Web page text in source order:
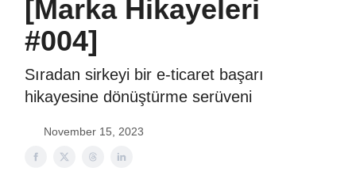
[Marka Hikayeleri
#004]
Sıradan sirkeyi bir e-ticaret başarı
hikayesine dönüştürme serüveni
November 15, 2023